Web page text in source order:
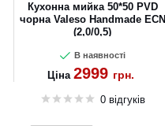
Кухонна мийка 50*50 PVD
чорна Valeso Handmade ECN
(2,0/0,5)
В наявності
Ціна 2999 грн.
0 відгуків